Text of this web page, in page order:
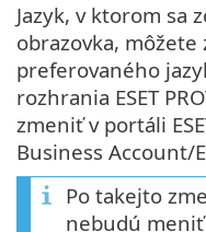
Jazyk, v ktorom sa
obrazovka,
preferovaného
rozhrania ESET
zmeniť v portáli
Business Account/
Po takejto
nebudú